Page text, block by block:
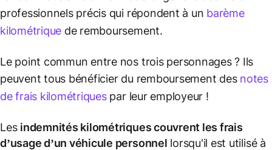
professionnels précis qui répondent à un barème
kilométrique de remboursement.
Le point commun entre nos trois personnages ? Ils
peuvent tous bénéficier du remboursement des notes
de frais kilométriquespar leur employeur !
Les indemnités kilométriquescouvrent les frais
d’usage d’un véhicule personnel lorsqu'il est utilisé à